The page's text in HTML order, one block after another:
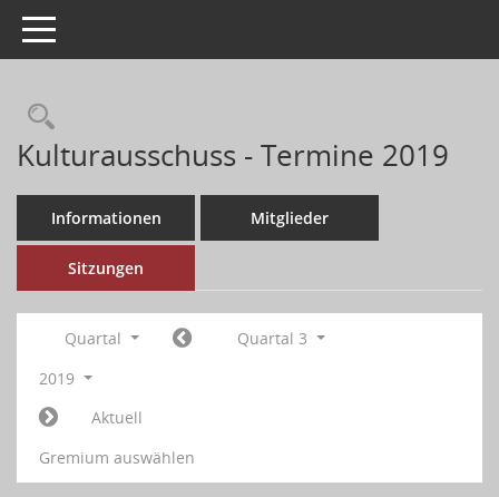
Toggle navigation
Kulturausschuss - Termine 2019
Informationen Mitglieder
Sitzungen
Quartal
Quartal 3
2019
Aktuell
Gremium auswählen